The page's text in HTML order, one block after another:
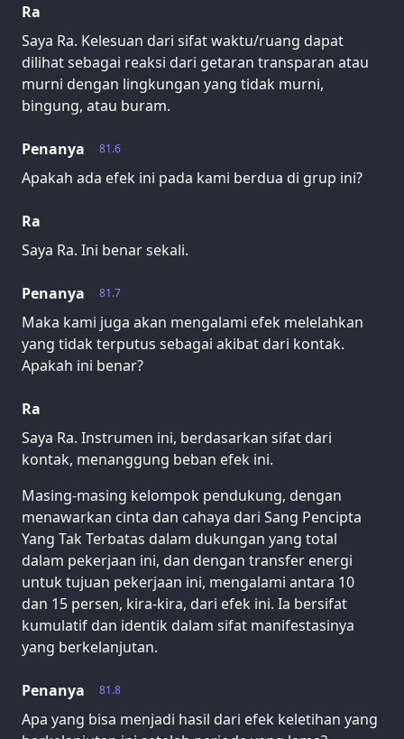
Ra
Saya Ra. Kelesuan dari sifat waktu/ruang dapat
dilihat sebagai reaksi dari getaran transparan atau
murni dengan lingkungan yang tidak murni,
bingung, atau buram.
81.6
Penanya
Apakah ada efek ini pada kami berdua di grup ini?
Ra
Saya Ra. Ini benar sekali.
81.7
Penanya
Maka kami juga akan mengalami efek melelahkan
yang tidak terputus sebagai akibat dari kontak.
Apakah ini benar?
Ra
Saya Ra. Instrumen ini, berdasarkan sifat dari
kontak, menanggung beban efek ini.
Masing-masing kelompok pendukung, dengan
menawarkan cinta dan cahaya dari Sang Pencipta
Yang Tak Terbatas dalam dukungan yang total
dalam pekerjaan ini, dan dengan transfer energi
untuk tujuan pekerjaan ini, mengalami antara 10
dan 15 persen, kira-kira, dari efek ini. Ia bersifat
kumulatif dan identik dalam sifat manifestasinya
yang berkelanjutan.
81.8
Penanya
Apa yang bisa menjadi hasil dari efek keletihan yang